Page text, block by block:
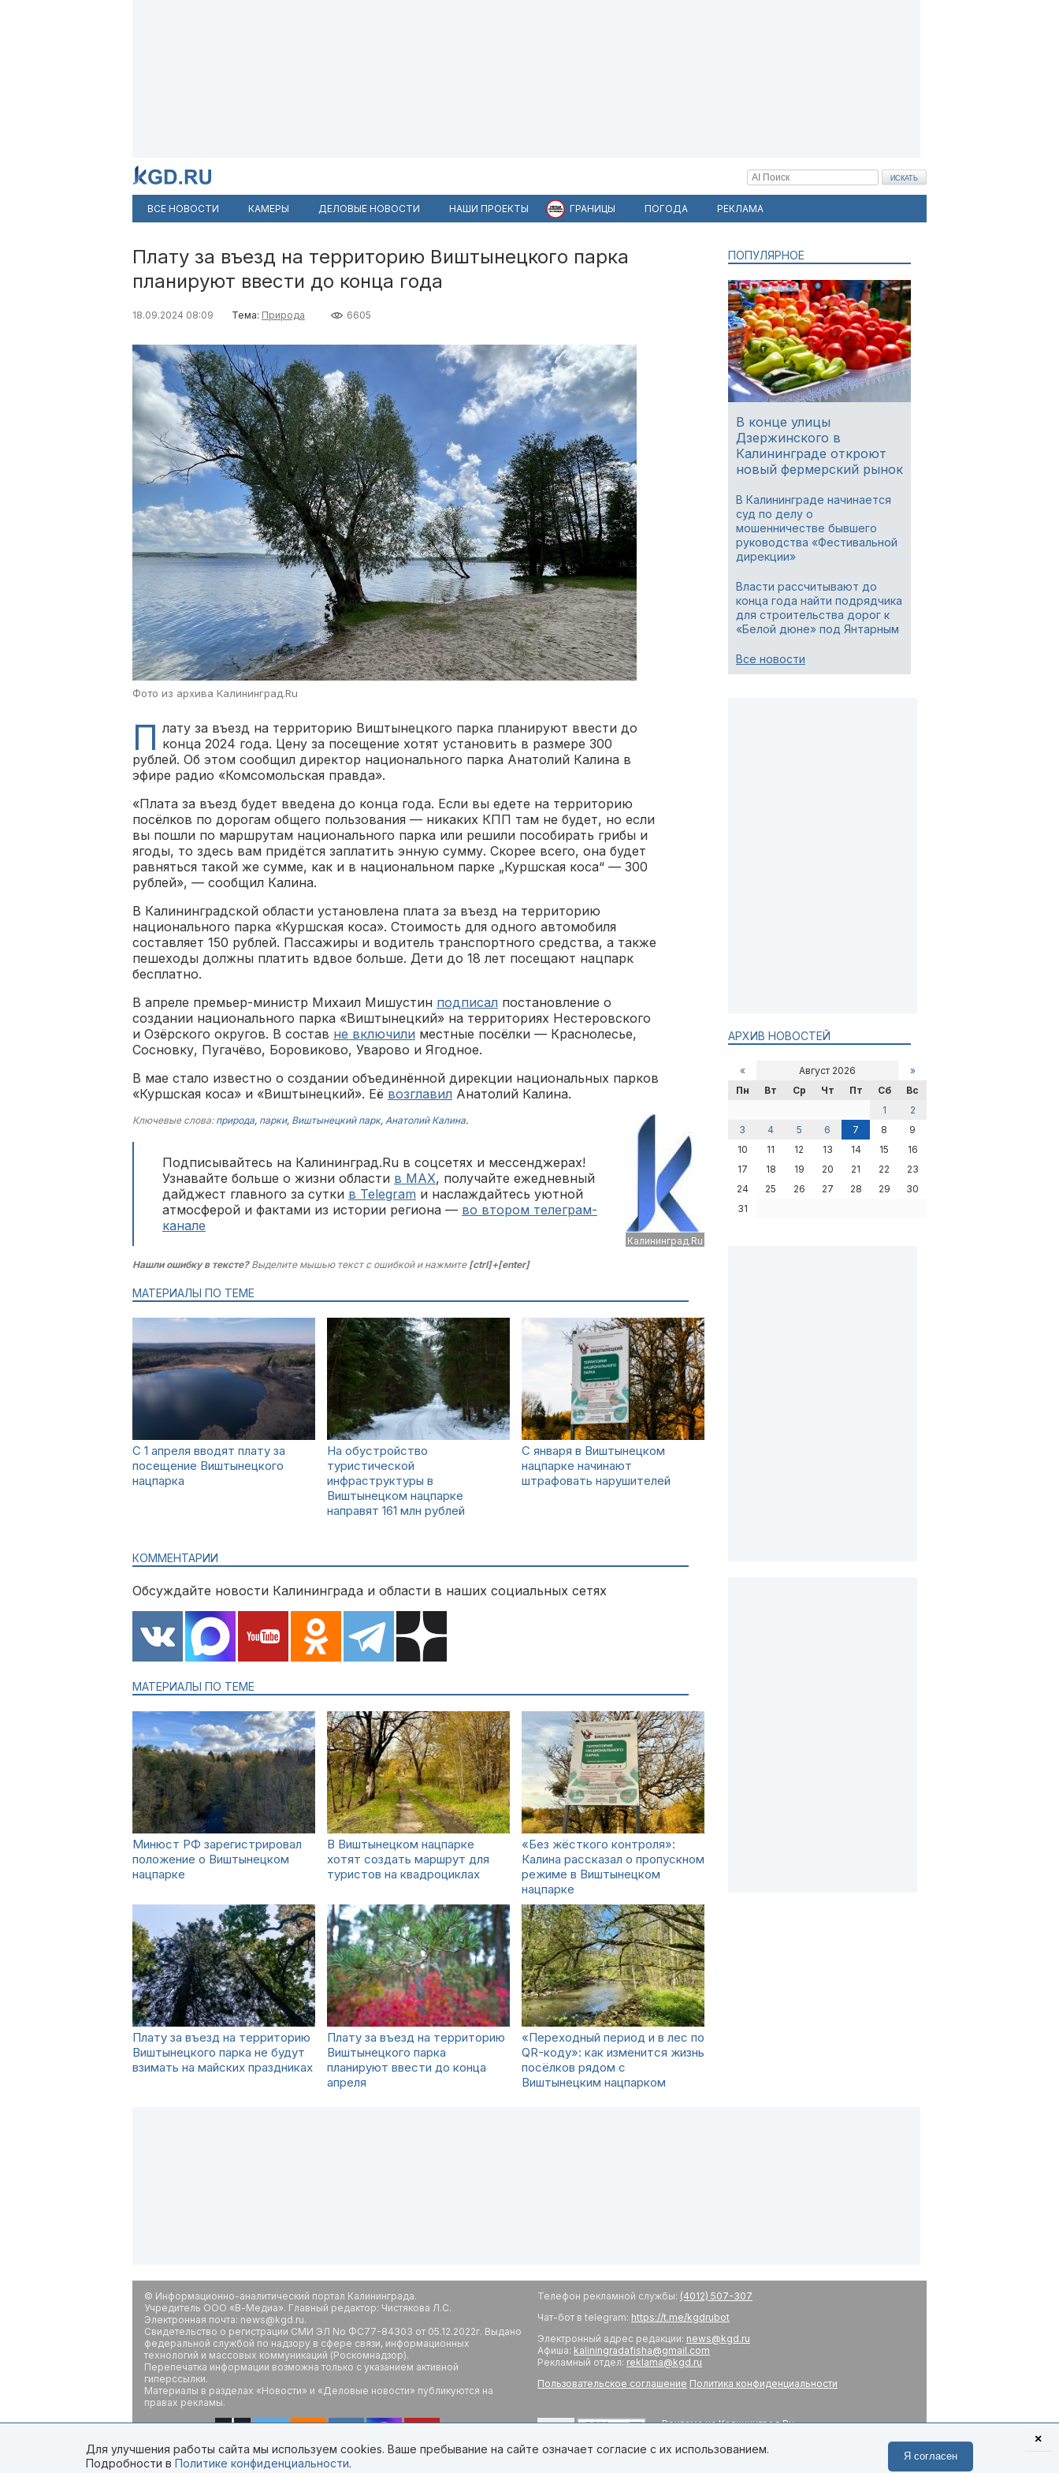
ВСЕ НОВОСТИ КАМЕРЫ ДЕЛОВЫЕ НОВОСТИ НАШИ ПРОЕКТЫ ГРАНИЦЫ ПОГОДА РЕКЛАМА
Плату за въезд на территорию Виштынецкого парка
планируют ввести до конца года
18.09.2024 08:09 Тема: Природа 6605
Фото из архива Калининград.Ru
П лату за въезд на территорию Виштынецкого парка планируют ввести до
конца 2024 года. Цену за посещение хотят установить в размере 300
рублей. Об этом сообщил директор национального парка Анатолий Калина в
эфире радио «Комсомольская правда».
«Плата за въезд будет введена до конца года. Если вы едете на территорию
посёлков по дорогам общего пользования — никаких КПП там не будет, но если
вы пошли по маршрутам национального парка или решили пособирать грибы и
ягоды, то здесь вам придётся заплатить энную сумму. Скорее всего, она будет
равняться такой же сумме, как и в национальном парке „Куршская коса“ — 300
рублей», — сообщил Калина.
В Калининградской области установлена плата за въезд на территорию
национального парка «Куршская коса». Стоимость для одного автомобиля
составляет 150 рублей. Пассажиры и водитель транспортного средства, а также
пешеходы должны платить вдвое больше. Дети до 18 лет посещают нацпарк
бесплатно.
В апреле премьер-министр Михаил Мишустин подписал постановление о
создании национального парка «Виштынецкий» на территориях Нестеровского
и Озёрского округов. В состав не включили местные посёлки — Краснолесье,
Сосновку, Пугачёво, Боровиково, Уварово и Ягодное.
В мае стало известно о создании объединённой дирекции национальных парков
«Куршская коса» и «Виштынецкий». Её возглавил Анатолий Калина.
Калининград.Ru
Ключевые слова: природа, парки, Виштынецкий парк, Анатолий Калина.
Подписывайтесь на Калининград.Ru в соцсетях и мессенджерах!
Узнавайте больше о жизни области в MAX, получайте ежедневный
дайджест главного за сутки в Telegram и наслаждайтесь уютной
атмосферой и фактами из истории региона — во втором телеграм-
канале
Нашли ошибку в тексте?Выделите мышью текст с ошибкой и нажмите [ctrl]+[enter]
МАТЕРИАЛЫ ПО ТЕМЕ
С 1 апреля вводят плату за
посещение Виштынецкого
нацпарка
На обустройство
туристической
инфраструктуры в
Виштынецком нацпарке
направят 161 млн рублей
С января в Виштынецком
нацпарке начинают
штрафовать нарушителей
КОММЕНТАРИИ
Обсуждайте новости Калининграда и области в наших социальных сетях
МАТЕРИАЛЫ ПО ТЕМЕ
Минюст РФ зарегистрировал
положение о Виштынецком
нацпарке
В Виштынецком нацпарке
хотят создать маршрут для
туристов на квадроциклах
«Без жёсткого контроля»:
Калина рассказал о пропускном
режиме в Виштынецком
нацпарке
Плату за въезд на территорию
Виштынецкого парка не будут
взимать на майских праздниках
Плату за въезд на территорию
Виштынецкого парка
планируют ввести до конца
апреля
«Переходный период и в лес по
QR-коду»: как изменится жизнь
посёлков рядом с
Виштынецким нацпарком
ПОПУЛЯРНОЕ
В конце улицы
Дзержинского в
Калининграде откроют
новый фермерский рынок
В Калининграде начинается
суд по делу о
мошенничестве бывшего
руководства «Фестивальной
дирекции»
Власти рассчитывают до
конца года найти подрядчика
для строительства дорог к
«Белой дюне» под Янтарным
Все новости
АРХИВ НОВОСТЕЙ
« Август 2026
»
Пн
Вт Ср Чт Пт Сб
Вс
1
2
3
4 5 6 7 8
9
10
11 12 13 14 15
16
17
18 19 20 21 22
23
24
25 26 27 28 29
30
31
© Информационно-аналитический портал Калининграда.
Учредитель ООО «В-Медиа». Главный редактор: Чистякова Л.С.
Электронная почта: news@kgd.ru.
Свидетельство о регистрации СМИ ЭЛ No ФС77-84303 от 05.12.2022г. Выдано
федеральной службой по надзору в сфере связи, информационных
технологий и массовых коммуникаций (Роскомнадзор).
Перепечатка информации возможна только с указанием активной
гиперссылки.
Материалы в разделах «Новости» и «Деловые новости» публикуются на
правах рекламы.
Телефон рекламной службы: (4012) 507-307
Чат-бот в telegram: https://t.me/kgdrubot
Электронный адрес редакции: news@kgd.ru
Афиша: kaliningradafisha@gmail.com
Рекламный отдел: reklama@kgd.ru
Пользовательское соглашение Политика конфиденциальности
Реклама на Калининград.Ru
Обратная связь
Для улучшения работы сайта мы используем cookies. Ваше пребывание на сайте означает согласие с их использованием.
Подробности в Политике конфиденциальности.
Я согласен
×